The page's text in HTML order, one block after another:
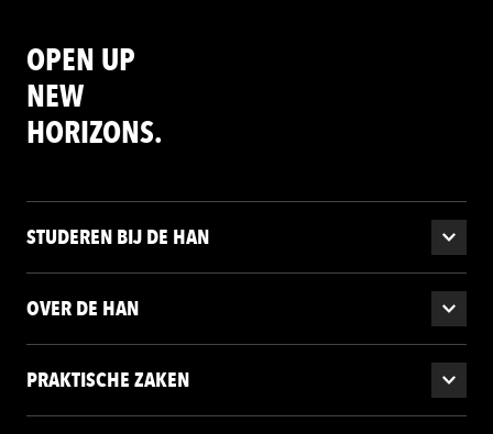
OPEN UP
NEW
HORIZONS.
STUDEREN BIJ DE HAN
OVER DE HAN
PRAKTISCHE ZAKEN